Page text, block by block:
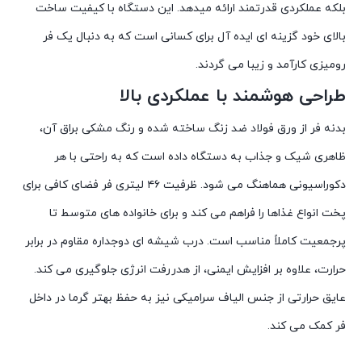
بلکه عملکردی قدرتمند ارائه میدهد. این دستگاه با کیفیت ساخت
بالای خود گزینه ای ایده آل برای کسانی است که به دنبال یک فر
رومیزی کارآمد و زیبا می گردند.
طراحی هوشمند با عملکردی بالا
بدنه فر از ورق فولاد ضد زنگ ساخته شده و رنگ مشکی براق آن،
ظاهری شیک و جذاب به دستگاه داده است که به راحتی با هر
دکوراسیونی هماهنگ می شود. ظرفیت ۴۶ لیتری فر فضای کافی برای
پخت انواع غذاها را فراهم می کند و برای خانواده های متوسط تا
پرجمعیت کاملاً مناسب است. درب شیشه ای دوجداره مقاوم در برابر
حرارت، علاوه بر افزایش ایمنی، از هدررفت انرژی جلوگیری می کند.
عایق حرارتی از جنس الیاف سرامیکی نیز به حفظ بهتر گرما در داخل
فر کمک می کند.